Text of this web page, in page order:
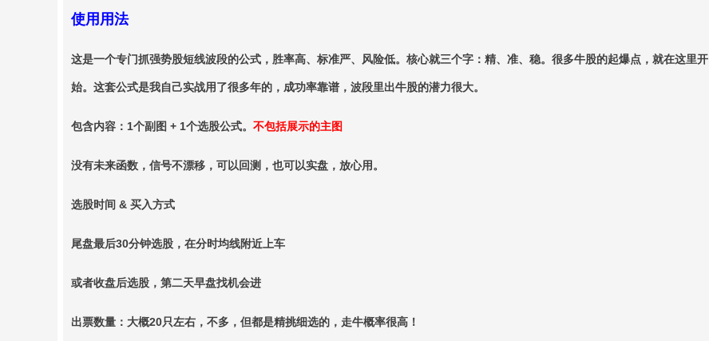
使用用法
这是一个专门抓强势股短线波段的公式，胜率高、标准严、风险低。核心就三个字：精、准、稳。很多牛股的起爆点，就在这里开
始。这套公式是我自己实战用了很多年的，成功率靠谱，波段里出牛股的潜力很大。
包含内容：1个副图 + 1个选股公式。 不包括展示的主图
没有未来函数，信号不漂移，可以回测，也可以实盘，放心用。
选股时间 & 买入方式
尾盘最后30分钟选股，在分时均线附近上车
或者收盘后选股，第二天早盘找机会进
出票数量：大概20只左右，不多，但都是精挑细选的，走牛概率很高！